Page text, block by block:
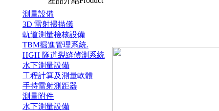
測量設備
3D 雷射掃描儀
軌道測量檢核設備
TBM掘進管理系統.
HGH 隧道裂縫偵測系統
水下測量設備
工程計算及測量軟體
手持雷射測距器
測量附件
水下測量設備